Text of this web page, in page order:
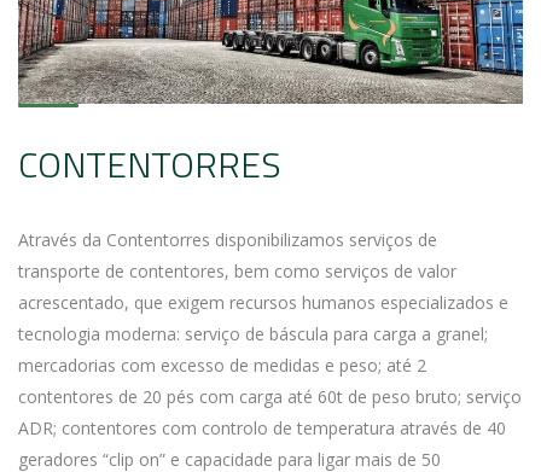
CONTENTORRES
Através da Contentorres disponibilizamos serviços de
transporte de contentores, bem como serviços de valor
acrescentado, que exigem recursos humanos especializados e
tecnologia moderna: serviço de báscula para carga a granel;
mercadorias com excesso de medidas e peso; até 2
contentores de 20 pés com carga até 60t de peso bruto; serviço
ADR; contentores com controlo de temperatura através de 40
geradores “clip on” e capacidade para ligar mais de 50